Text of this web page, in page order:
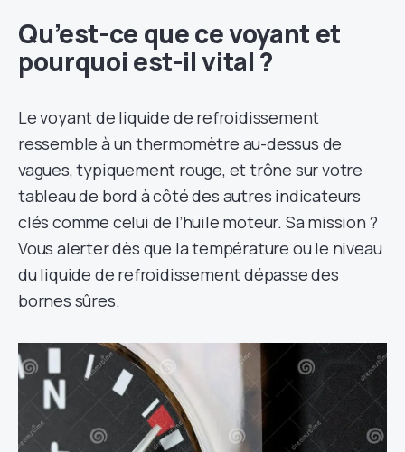
Qu’est-ce que ce voyant et
pourquoi est-il vital ?
Le voyant de liquide de refroidissement
ressemble à un thermomètre au-dessus de
vagues, typiquement rouge, et trône sur votre
tableau de bord à côté des autres indicateurs
clés comme celui de l’huile moteur. Sa mission ?
Vous alerter dès que la température ou le niveau
du liquide de refroidissement dépasse des
bornes sûres.